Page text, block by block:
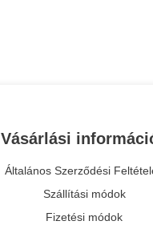
Vásárlási
Általános Szerződési
Szállítási módok
Fizetési módok